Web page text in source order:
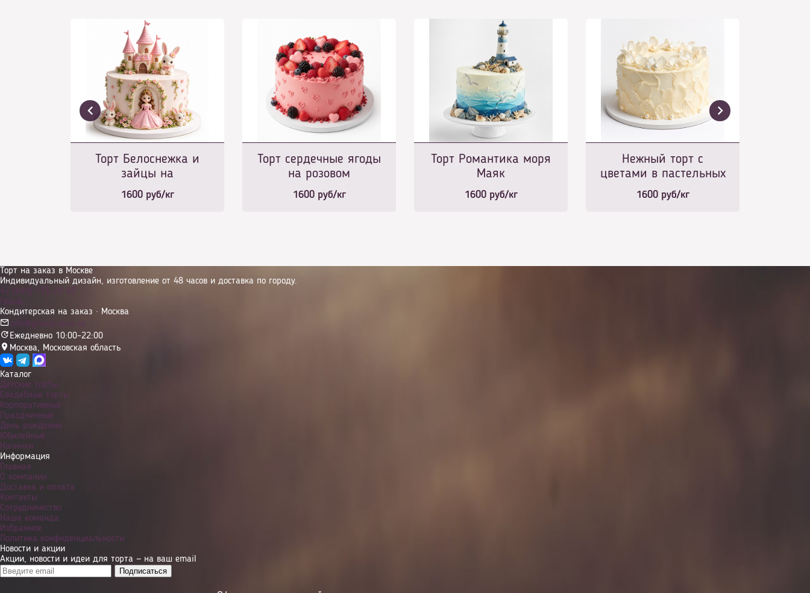
Торт Белоснежка и
зайцы на
1600руб/кг
Торт сердечные ягоды
на розовом
1600руб/кг
Торт Романтика моря
Маяк
1600руб/кг
Нежный торт с
цветами в пастельных
тонах
1600руб/кг
Торт на заказ в Москве
Индивидуальный дизайн, изготовление от 48 часов и доставка по городу.
+7 (499) 113-70-93
Гранд
Кондитерская на заказ · Москва
info@grandcakes.ru
Ежедневно 10:00–22:00
Москва, Московская область
Каталог
Детские торты
Свадебные торты
Корпоративные
Праздничные
День рождения
Юбилейные
Начинки
Информация
Главная
О компании
Доставка и оплата
Контакты
Сотрудничество
Наша команда
Избранное
Политика конфиденциальности
Новости и акции
Акции, новости и идеи для торта — на ваш email